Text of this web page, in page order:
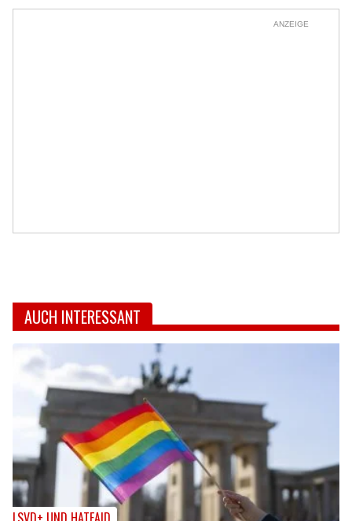
ANZEIGE
AUCH INTERESSANT